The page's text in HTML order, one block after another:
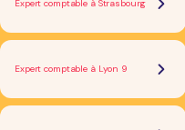
Expert comptable à Strasbourg
Expert comptable à Lyon 9